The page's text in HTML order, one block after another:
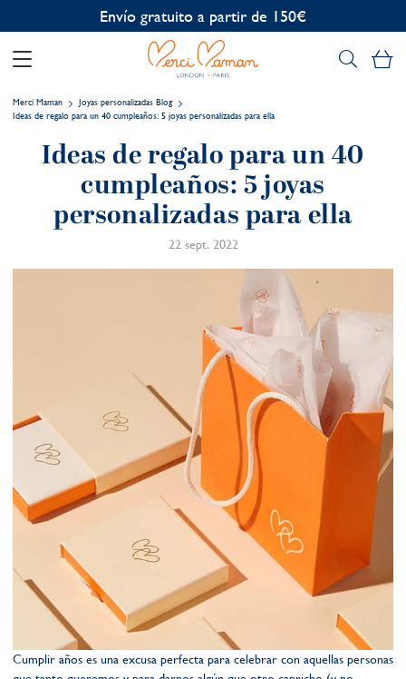
Personalización gratuita
Merci Maman
Joyas personalizadas Blog
Ideas de regalo para un 40 cumpleaños: 5 joyas personalizadas para ella
Ideas de regalo para un 40
cumpleaños: 5 joyas
personalizadas para ella
22 sept. 2022
Cumplir años es una excusa perfecta para celebrar con aquellas personas